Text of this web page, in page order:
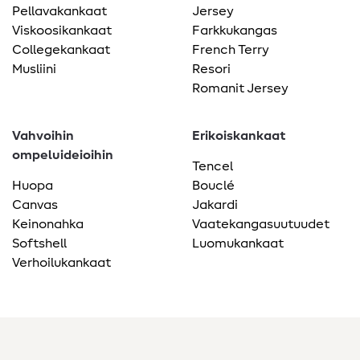
Pellavakankaat
Viskoosikankaat
Collegekankaat
Musliini
Jersey
Farkkukangas
French Terry
Resori
Romanit Jersey
Vahvoihin
ompeluideioihin
Huopa
Canvas
Keinonahka
Softshell
Verhoilukankaat
Erikoiskankaat
Tencel
Bouclé
Jakardi
Vaatekangasuutuudet
Luomukankaat